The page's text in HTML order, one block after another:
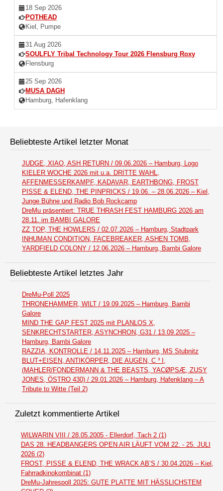
18 Sep 2026
POTHEAD
Kiel, Pumpe
31 Aug 2026
SOULFLY Tribal Technology Tour 2026 Flensburg Roxy
Flensburg
25 Sep 2026
MUSA DAGH
Hamburg, Hafenklang
Beliebteste Artikel letzter Monat
JUDGE, XIAO, ASH RETURN / 09.06.2026 – Hamburg, Logo
KIELER WOCHE 2026 mit u.a. DRITTE WAHL,
AFFENMESSERKAMPF, KADAVAR, EARTHBONG, FROST
PISSE & ELEND, THE PINPRICKS / 19.06. – 28.06.2026 – Kiel,
Junge Bühne und Radio Bob Rockcamp
DreMu präsentiert: TRUE THRASH FEST HAMBURG 2026 am
28.11. im BAMBI GALORE
ZZ TOP, THE HOWLERS / 02.07.2026 – Hamburg, Stadtpark
INHUMAN CONDITION, FACEBREAKER, ASHEN TOMB,
YARDFIELD COLONY / 12.06.2026 – Hamburg, Bambi Galore
Beliebteste Artikel letztes Jahr
DreMu-Poll 2025
THRONEHAMMER, WILT / 19.09.2025 – Hamburg, Bambi
Galore
MIND THE GAP FEST 2025 mit PLANLOS X,
SENKRECHTSTARTER, ASYNCHRON, G31 / 13.09.2025 –
Hamburg, Bambi Galore
RAZZIA, KONTROLLE / 14.11.2025 – Hamburg, MS Stubnitz
BLUT+EISEN, ANTIKÖRPER, DIE AUGEN, C ³ I,
(MAHLER/FONDERMANN & THE BEASTS, YACØPSÆ, ZUSY
JONES, ÖSTRO 430) / 29.01.2026 – Hamburg, Hafenklang – A
Tribute to Witte (Teil 2)
Zuletzt kommentierte Artikel
WILWARIN VIII / 28.05.2005 - Ellerdorf, Tach 2 (1)
DAS 28. HEADBANGERS OPEN AIR LÄUFT VOM 22. - 25. JULI
2026 (2)
FROST, PISSE & ELEND, THE WRACK AB’S / 30.04.2026 – Kiel,
Fahrradkinokombinat (1)
DreMu-Jahrespoll 2025: GUTE PLATTE MIT HÄSSLICHSTEM